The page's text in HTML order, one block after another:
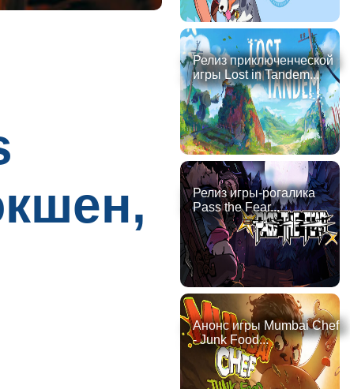
Релиз приключенческой
игры Lost in Tandem...
Релиз игры-рогалика
Pass the Fear...
Анонс игры Mumbai Chef
- Junk Food...